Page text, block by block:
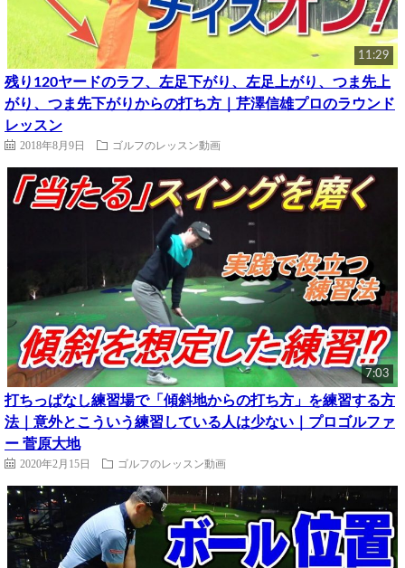
11:29
残り120ヤードのラフ、左足下がり、左足上がり、つま先上
がり、つま先下がりからの打ち方｜芹澤信雄プロのラウンド
レッスン
2018年8月9日 ゴルフのレッスン動画
7:03
打ちっぱなし練習場で「傾斜地からの打ち方」を練習する方
法｜意外とこういう練習している人は少ない｜プロゴルファ
ー 菅原大地
2020年2月15日 ゴルフのレッスン動画